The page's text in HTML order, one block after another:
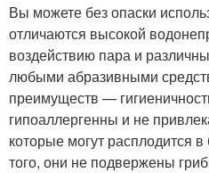
Вы можете без опаски
отличаются высокой
воздействию пара и
любыми абразивными
преимуществ —
гипоаллергенны и не
которые могут расплодится
того, они не подвержены